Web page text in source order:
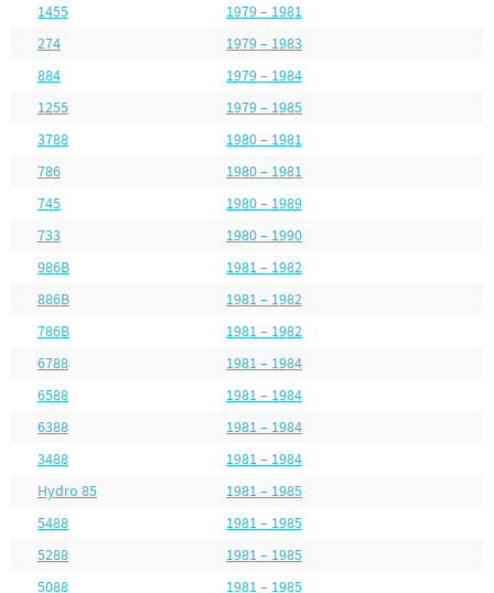
1455
1979 – 1981
274
1979 – 1983
884
1979 – 1984
1255
1979 – 1985
3788
1980 – 1981
786
1980 – 1981
745
1980 – 1989
733
1980 – 1990
986B
1981 – 1982
886B
1981 – 1982
786B
1981 – 1982
6788
1981 – 1984
6588
1981 – 1984
6388
1981 – 1984
3488
1981 – 1984
Hydro 85
1981 – 1985
5488
1981 – 1985
5288
1981 – 1985
5088
1981 – 1985